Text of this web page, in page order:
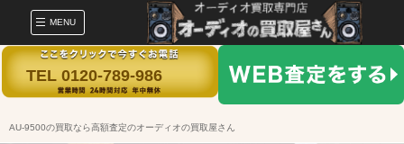
MENU
TEL 0120-789-986
AU-9500の買取なら高額査定のオーディオの買取屋さん